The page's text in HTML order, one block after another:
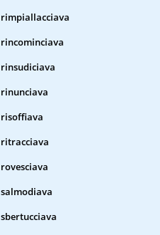
rimpiallacciava
rincominciava
rinsudiciava
rinunciava
risoffiava
ritracciava
rovesciava
salmodiava
sbertucciava